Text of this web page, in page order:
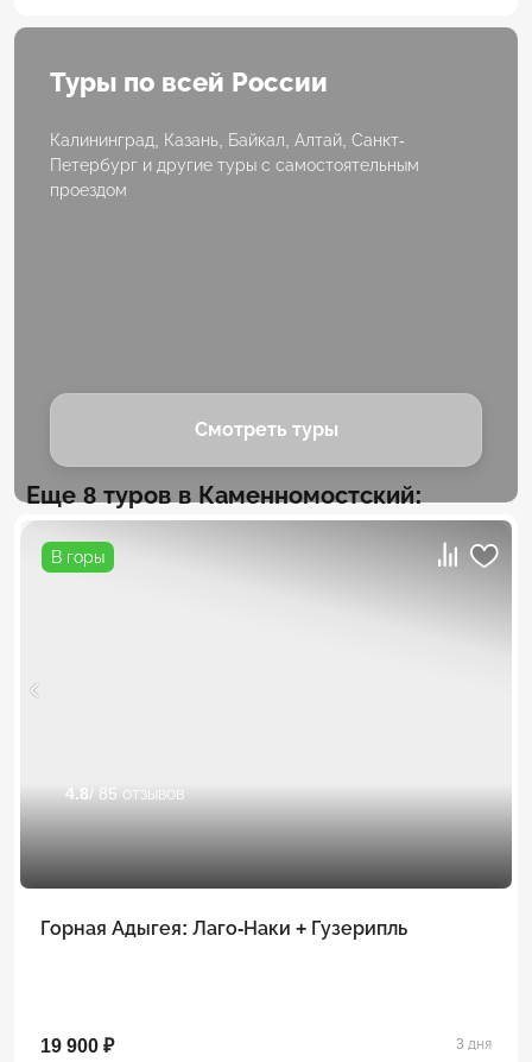
Туры по всей России
Калининград, Казань, Байкал, Алтай, Санкт-
Петербург и другие туры с самостоятельным
проездом
Смотреть туры
Еще 8 туров в Каменномостский:
В горы
4.8/ 85 отзывов
Горная Адыгея: Лаго-Наки + Гузерипль
19 900 ₽ 3 дня